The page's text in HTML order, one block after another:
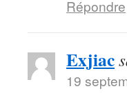
Répondre
Exjiac
19